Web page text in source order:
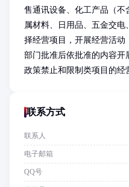
售通讯设备、化工产品（不
属材料、日用品、五金交
择经营项目，开展经营活
部门批准后依批准的内容开
政策禁止和限制类项目的经
联系方式
联系人
电子邮箱
QQ号